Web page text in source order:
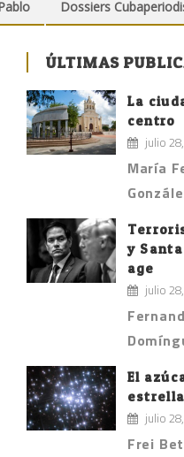
Dossiers
ÚLTIMAS
La
centro
julio
María
y
age
julio
El
julio
Frei